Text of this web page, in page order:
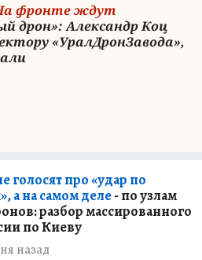
фронте ждут
дрон»: Александр Коц
«УралДронЗавода»,
голосят про «удар по
а на самом деле- по узлам
разбор массированного
по Киеву
назад